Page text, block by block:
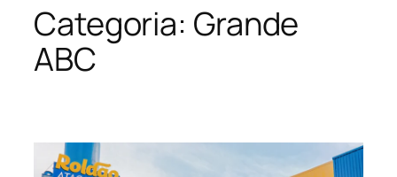
Categoria: Grande
ABC